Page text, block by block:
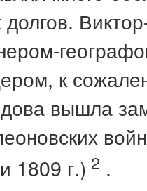
долгов.
к
вышла
1809 г.) 2 .